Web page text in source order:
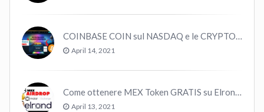
COINBASE COIN sul NASDAQ e le CRYPTO volano!
April 14, 2021
Come ottenere MEX Token GRATIS su Elrond ?
April 13, 2021